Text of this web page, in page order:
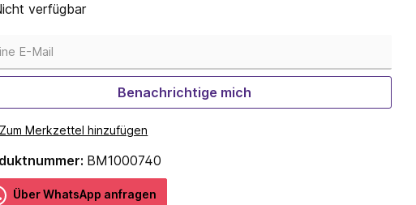
verfügbar
Benachrichtige mich
Zum Merkzettel hinzufügen
BM1000740
Über WhatѕApp anfragеn